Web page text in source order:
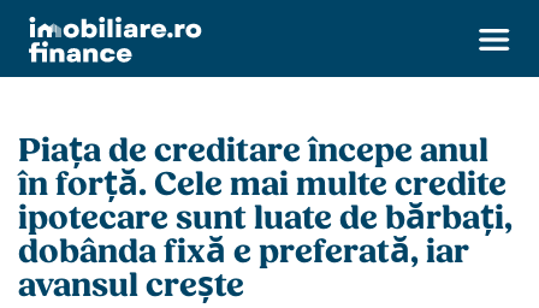
Piața de creditare începe anul
în forță. Cele mai multe credite
ipotecare sunt luate de bărbați,
dobânda fixă e preferată, iar
avansul crește